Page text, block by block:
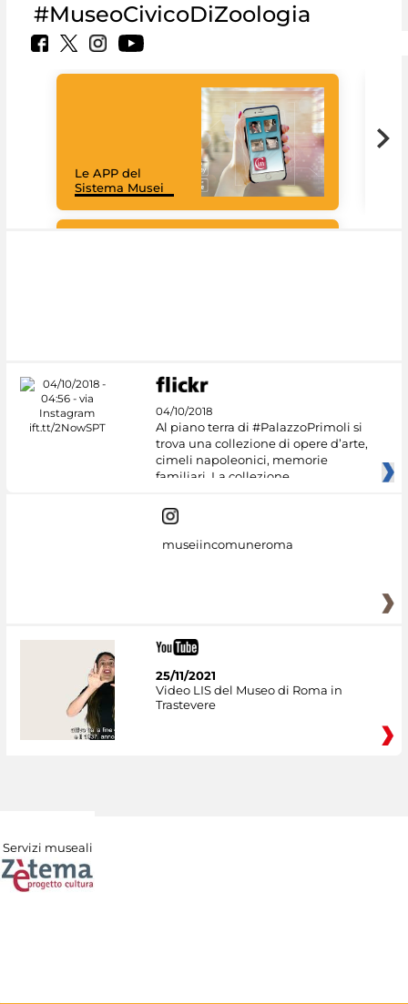
#MuseoCivicoDiZoologia
Le APP del
Sistema Musei
04/10/2018
Al piano terra di #PalazzoPrimoli si
trova una collezione di opere d’arte,
cimeli napoleonici, memorie
familiari. La collezione
museiincomuneroma
25/11/2021
Video LIS del Museo di Roma in
Trastevere
Servizi museali